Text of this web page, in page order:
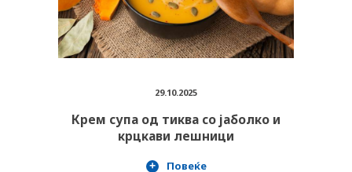
29.10.2025
Крем супа од тиква со јаболко и
крцкави лешници
Повеќе